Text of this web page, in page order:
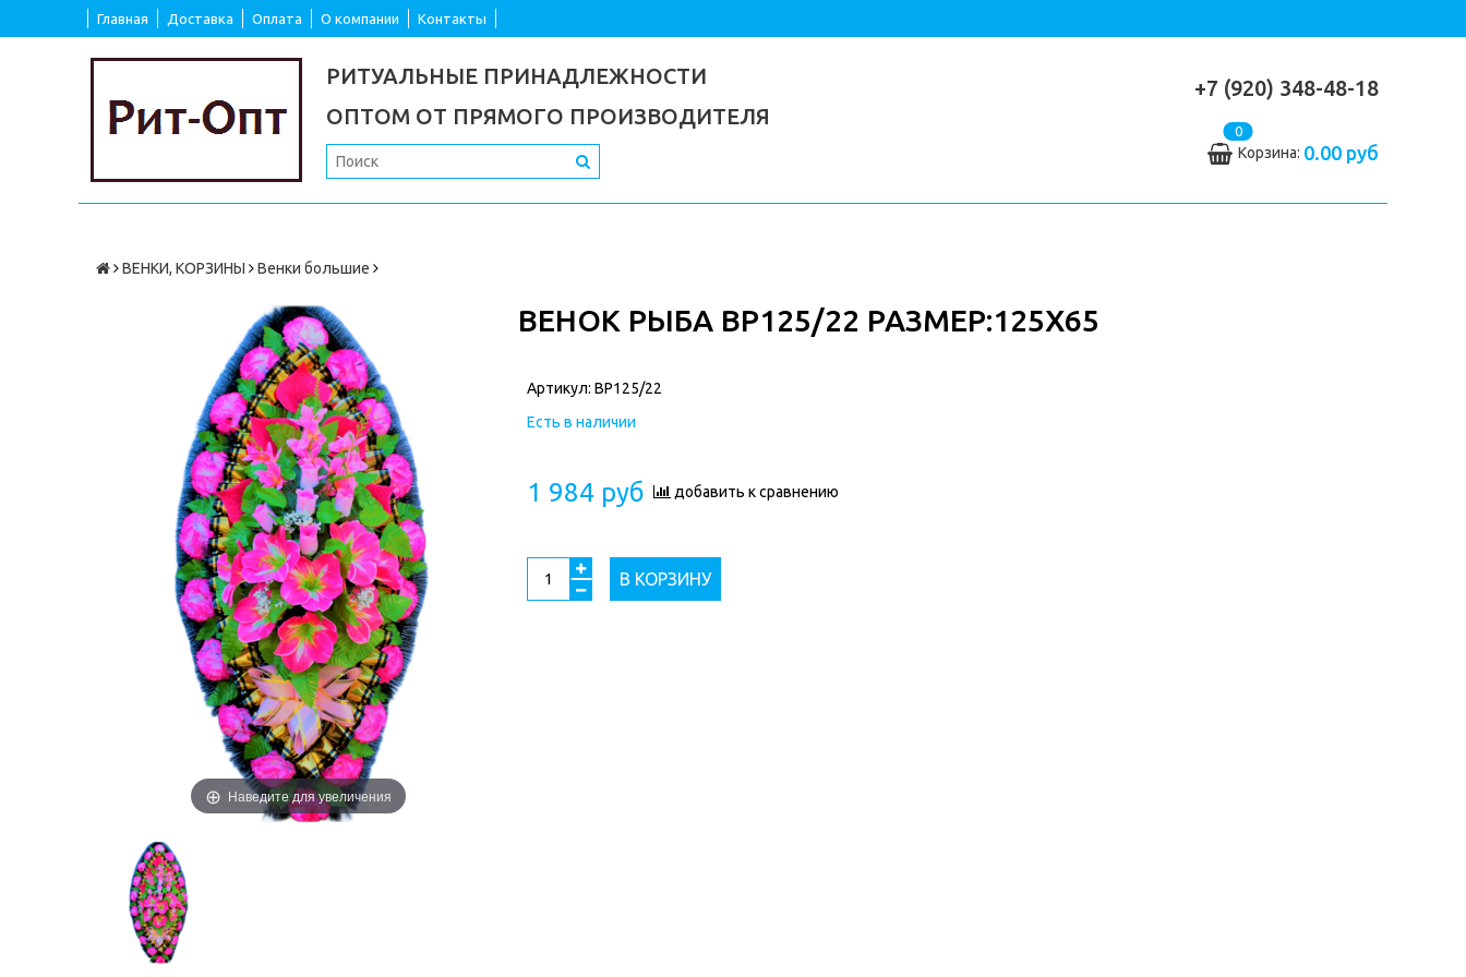
Главная Доставка Оплата О компании Контакты
РИТУАЛЬНЫЕ ПРИНАДЛЕЖНОСТИ
ОПТОМ ОТ ПРЯМОГО ПРОИЗВОДИТЕЛЯ
+7 (920) 348-48-18
0
Корзина: 0.00 руб
ВЕНКИ, КОРЗИНЫ Венки большие
ВЕНОК РЫБА ВР125/22 РАЗМЕР:125Х65
Наведите для увеличения
Артикул: ВР125/22
Есть в наличии
1 984 руб добавить к сравнению
В КОРЗИНУ